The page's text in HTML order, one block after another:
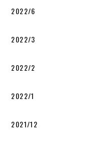
2022/6
2022/3
2022/2
2022/1
2021/12